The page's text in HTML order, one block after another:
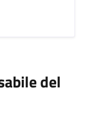
del